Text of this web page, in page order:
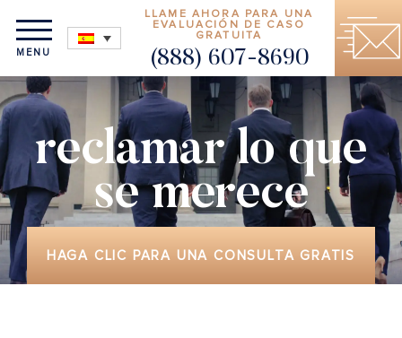
MENU
LLAME AHORA PARA UNA
EVALUACIÓN DE CASO
GRATUITA
(888) 607-8690
reclamar lo que
se merece
HAGA CLIC PARA UNA CONSULTA GRATIS